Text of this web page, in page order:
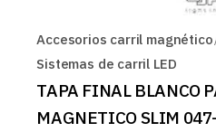
Accesorios carril magnético
Sistemas de carril LED
TAPA FINAL BLANCO
MAGNETICO SLIM